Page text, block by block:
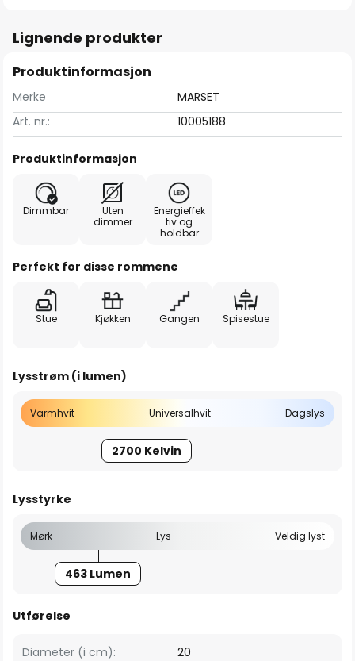
Lignende produkter
Produktinformasjon
Merke
MARSET
Art. nr.:
10005188
Produktinformasjon
Dimmbar
Uten
dimmer
Energieffek
tiv og
holdbar
Perfekt for disse rommene
Stue Kjøkken Gangen Spisestue
Lysstrøm (i lumen)
Varmhvit Universalhvit Dagslys
2700 Kelvin
Lysstyrke
Mørk Lys Veldig lyst
463 Lumen
Utførelse
Diameter (i cm): 20